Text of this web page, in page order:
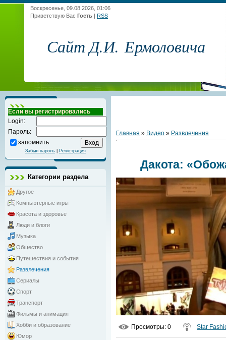
Воскресенье, 09.08.2026, 01:06
Приветствую Вас Гость | RSS
Сайт Д.И. Ермоловича
Если вы регистрировались
Login:
Пароль:
запомнить
Забыл пароль Регистрация
Категории раздела
Другое
Компьютерные игры
Красота и здоровье
Люди и блоги
Музыка
Общество
Путешествия и события
Развлечения
Сериалы
Спорт
Транспорт
Фильмы и анимация
Хобби и образование
Юмор
Главная » Видео » Развлечения
Дакота:
Просмотры: 0 Star